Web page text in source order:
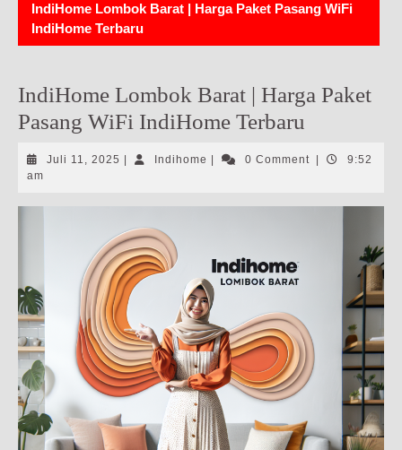
IndiHome Lombok Barat | Harga Paket Pasang WiFi
IndiHome Terbaru
IndiHome Lombok Barat | Harga Paket
Pasang WiFi IndiHome Terbaru
Juli 11, 2025 Juli
Indihome Indihome0 Comment
9:52
am